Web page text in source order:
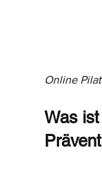
Online
Was